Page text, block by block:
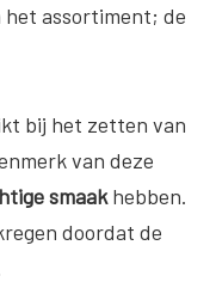
het assortiment; de
bij het zetten van
van deze
smaakhebben.
doordat de